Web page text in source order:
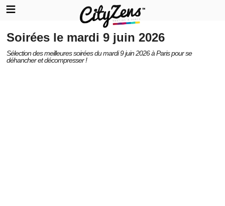
Soirées le mardi 9 juin 2026
Sélection des meilleures soirées du mardi 9 juin 2026 à Paris pour se
déhancher et décompresser !